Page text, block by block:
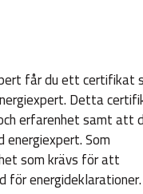
får du ett certifikat
Detta
erfarenhet samt att
Som
som krävs för att
för energideklarationer.